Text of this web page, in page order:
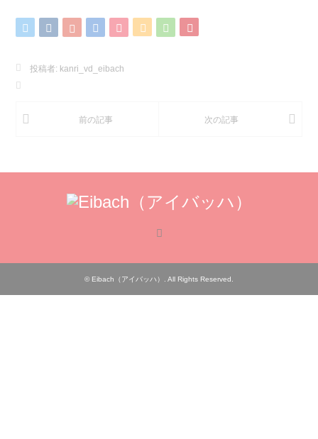
投稿者: kanri_vd_eibach
© Eibach（アイバッハ） . All Rights Reserved.